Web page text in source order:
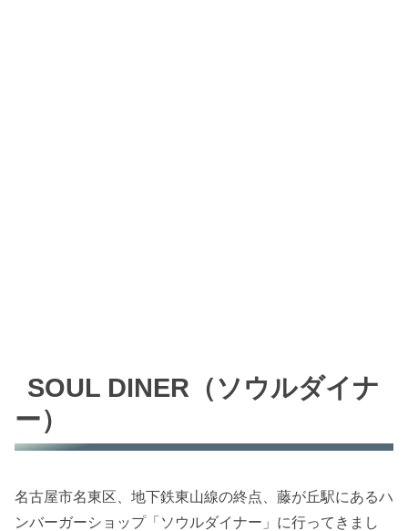
SOUL DINER（ソウルダイナ
ー）
名古屋市名東区、地下鉄東山線の終点、藤が丘駅にあるハ
ンバーガーショップ「ソウルダイナー」に行ってきまし